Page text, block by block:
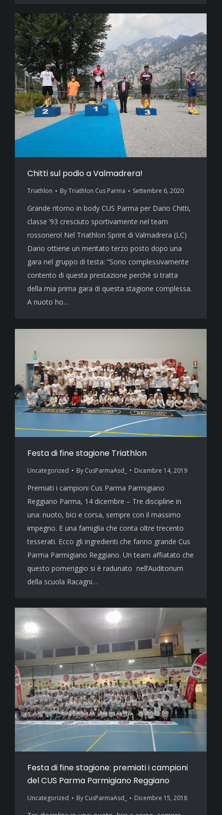
Chitti sul podio a Valmadrera!
Triathlon ByTriathlon Cus Parma Settembre 6, 2020
Grande ritorno in body CUS Parma per Dario Chitti,
classe ’93 cresciuto sportivamente nel team
rossonero! Nel Triathlon Sprint di Valmadrera (LC)
Dario ottiene un meritato terzo posto dopo una
gara nel gruppo di testa: “Sono complessivamente
contento di questa prestazione perchè si tratta
della mia prima gara di questa stagione complessa.
A nuoto ho…
Festa di fine stagione Triathlon
Uncategorized By CusParmaAsd_ Dicembre 14, 2019
Premiati i campioni Cus Parma Parmigiano
Reggiano Parma, 14 dicembre – Tre discipline in
una: nuoto, bici e corsa, sempre con il massimo
impegno. E una famiglia che conta oltre trecento
tesserati. Ecco gli ingredienti che fanno grande Cus
Parma Parmigiano Reggiano. Un team affiatato che
questo pomeriggio si è radunato nell’Auditorium
della scuola Racagni…
Festa di fine stagione: premiati i campioni
del CUS Parma Parmigiano Reggiano
Uncategorized By CusParmaAsd_ Dicembre 15, 2018